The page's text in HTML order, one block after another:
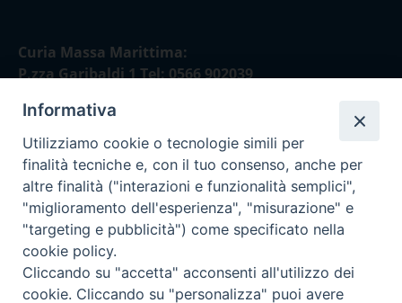
Curia Massa Marittima:
P.zza Garibaldi 1 Tel: 0566 902039
Curia Piombino:
Via Don Minzoni,58/A Tel e Fax: 0565 32036
E-mail:
curia@diocesimassamarittima.it
Informativa
Utilizziamo cookie o tecnologie simili per
finalità tecniche e, con il tuo consenso, anche per
altre finalità ("interazioni e funzionalità semplici",
"miglioramento dell'esperienza", "misurazione" e
"targeting e pubblicità") come specificato nella
cookie policy.
Cliccando su "accetta" acconsenti all'utilizzo dei
cookie. Cliccando su "personalizza" puoi avere